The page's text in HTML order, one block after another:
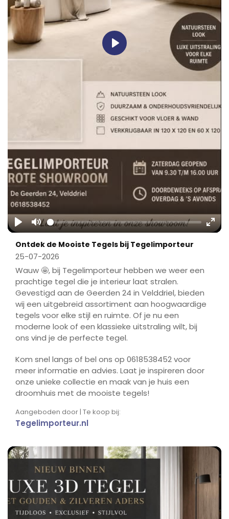
Play Mute
Play
Ontdek de Mooiste Tegels bij Tegelimporteur
25-07-2026
Wauw 🤩, bij Tegelimporteur hebben we weer een
prachtige tegel die je interieur laat stralen.
Gevestigd aan de Geerden 24 in Velddriel, bieden
wij een uitgebreid assortiment aan hoogwaardige
tegels voor elke stijl en ruimte. Of je nu een
moderne look of een klassieke uitstraling wilt, bij
ons vind je de perfecte tegel.
Kom snel langs of bel ons op 0618538452 voor
meer informatie en advies. Laat je inspireren door
onze unieke collectie en maak van je huis een
droomhuis met de mooiste tegels!
Aangeboden door | Te koop bij:
Tegelimporteur.nl